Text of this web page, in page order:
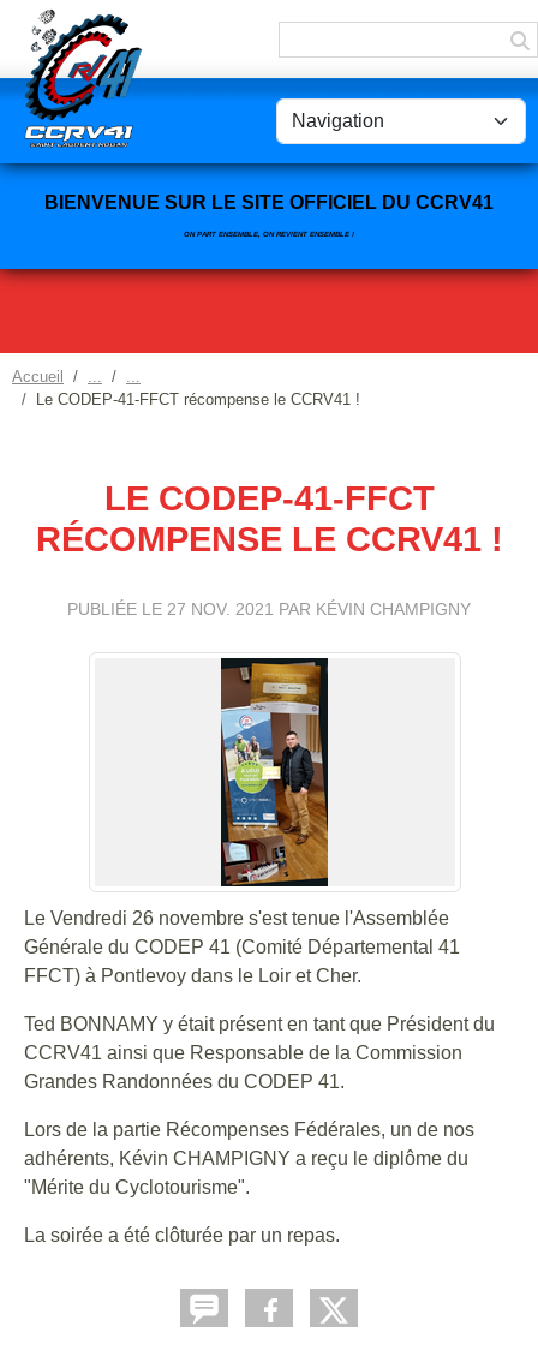
BIENVENUE SUR LE SITE OFFICIEL DU CCRV41
ON PART ENSEMBLE, ON REVIENT ENSEMBLE !
Accueil
Le CODEP-41-FFCT récompense le CCRV41 !
LE CODEP-41-FFCT
RÉCOMPENSE LE CCRV41 !
PUBLIÉE LE 27 NOV. 2021 PAR KÉVIN CHAMPIGNY
Le Vendredi 26 novembre s'est tenue l'Assemblée
Générale du CODEP 41 (Comité Départemental 41
FFCT) à Pontlevoy dans le Loir et Cher.
Ted BONNAMY y était présent en tant que Président du
CCRV41 ainsi que Responsable de la Commission
Grandes Randonnées du CODEP 41.
Lors de la partie Récompenses Fédérales, un de nos
adhérents, Kévin CHAMPIGNY a reçu le diplôme du
"Mérite du Cyclotourisme".
La soirée a été clôturée par un repas.
Panneau de gestion des cookies